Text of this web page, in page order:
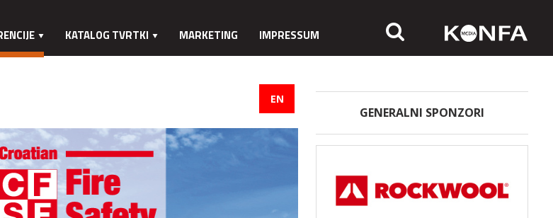
KATALOG TVRTKI MARKETING IMPRESSUM
EN
GENERALNI SPONZORI